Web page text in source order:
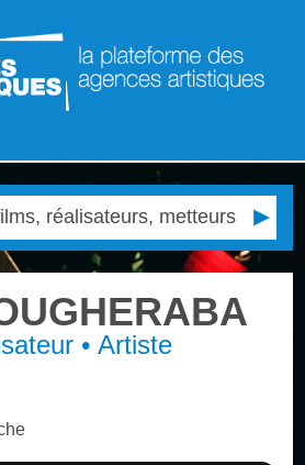
• Artiste